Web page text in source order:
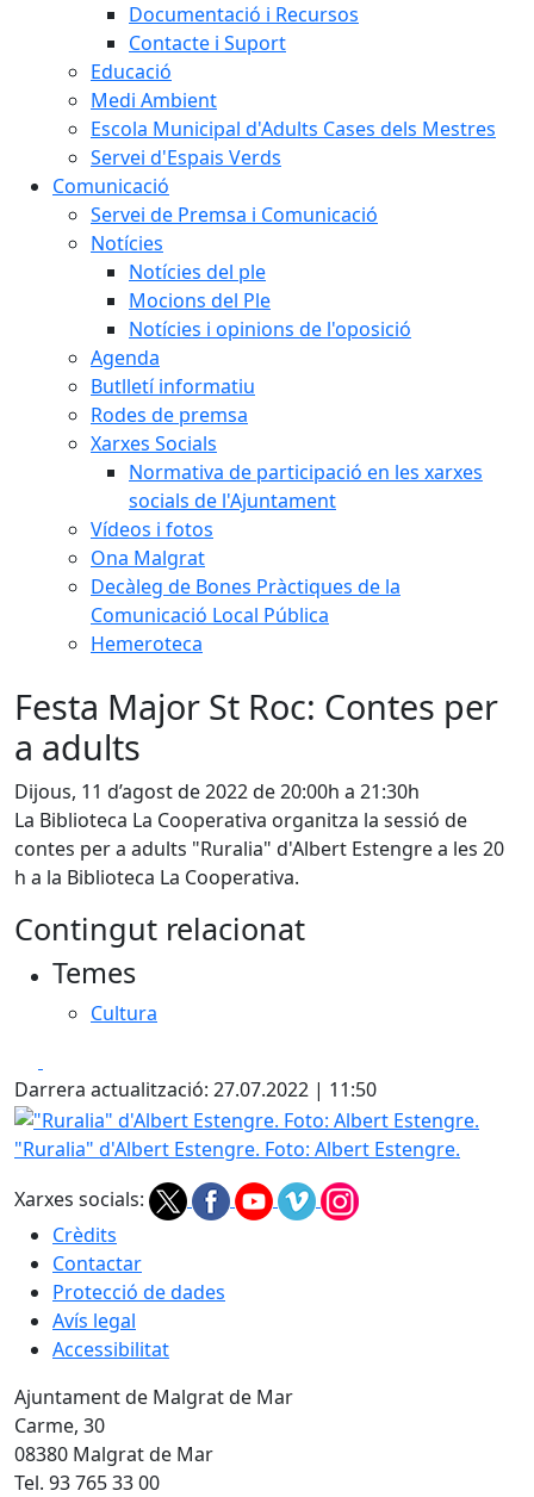
Documentació i Recursos
Contacte i Suport
Educació
Medi Ambient
Escola Municipal d'Adults Cases dels Mestres
Servei d'Espais Verds
Comunicació
Servei de Premsa i Comunicació
Notícies
Notícies del ple
Mocions del Ple
Notícies i opinions de l'oposició
Agenda
Butlletí informatiu
Rodes de premsa
Xarxes Socials
Normativa de participació en les xarxes
socials de l'Ajuntament
Vídeos i fotos
Ona Malgrat
Decàleg de Bones Pràctiques de la
Comunicació Local Pública
Hemeroteca
Festa Major St Roc: Contes per
a adults
Dijous, 11 d’agost de 2022 de 20:00h a 21:30h
La Biblioteca La Cooperativa organitza la sessió de
contes per a adults "Ruralia" d'Albert Estengre a les 20
h a la Biblioteca La Cooperativa.
Contingut relacionat
Temes
Cultura
Darrera actualització: 27.07.2022 | 11:50
"Ruralia" d'Albert Estengre. Foto: Albert Estengre.
"Ruralia" d'Albert Estengre. Foto: Albert Estengre.
Xarxes socials:
Crèdits
Contactar
Protecció de dades
Avís legal
Accessibilitat
Ajuntament de Malgrat de Mar
Carme, 30
08380 Malgrat de Mar
Tel. 93 765 33 00